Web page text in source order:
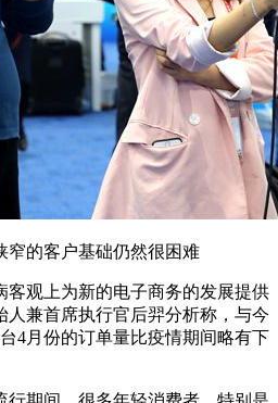
窄的客户基础仍然很困难
客观上为新的电子商务的发展提供
人兼首席执行官后羿分析称，与今
4月份的订单量比疫情期间略有下